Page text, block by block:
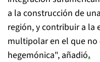
a la construcción de
región, y contribuir a la
multipolar en el que no
hegemónica", añadió.